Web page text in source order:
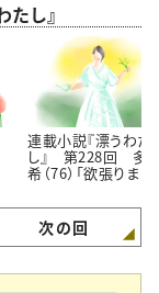
し』
連載小説『漂うわた
し』 第228回 多
希（76）「欲張りまし
次の回